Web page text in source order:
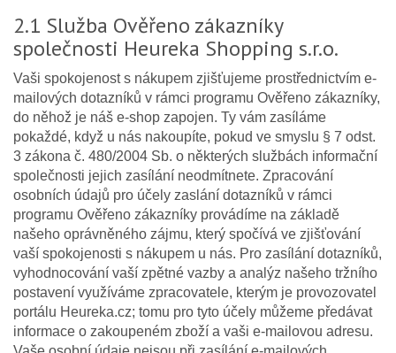
2.1 Služba Ověřeno zákazníky
společnosti Heureka Shopping s.r.o.
Vaši spokojenost s nákupem zjišťujeme prostřednictvím e-
mailových dotazníků v rámci programu Ověřeno zákazníky,
do něhož je náš e-shop zapojen. Ty vám zasíláme
pokaždé, když u nás nakoupíte, pokud ve smyslu § 7 odst.
3 zákona č. 480/2004 Sb. o některých službách informační
společnosti jejich zasílání neodmítnete. Zpracování
osobních údajů pro účely zaslání dotazníků v rámci
programu Ověřeno zákazníky provádíme na základě
našeho oprávněného zájmu, který spočívá ve zjišťování
vaší spokojenosti s nákupem u nás. Pro zasílání dotazníků,
vyhodnocování vaší zpětné vazby a analýz našeho tržního
postavení využíváme zpracovatele, kterým je provozovatel
portálu Heureka.cz; tomu pro tyto účely můžeme předávat
informace o zakoupeném zboží a vaši e-mailovou adresu.